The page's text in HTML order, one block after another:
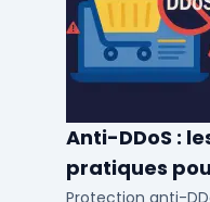
Anti-DDoS :
pratiques
Protection anti-